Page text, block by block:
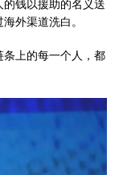
钱以援助的名义送
外渠道洗白。
上的每一个人，都